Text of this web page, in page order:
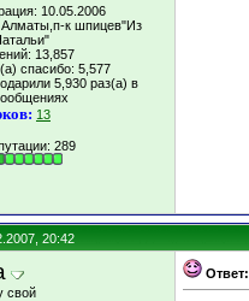
10.05.2006
к шпицев"Из
13,857
спасибо: 5,577
5,930 раз(а) в
13
289
20:42
свой